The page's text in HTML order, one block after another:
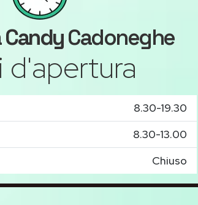
CandyCadoneghe
d'apertura
8.30-19.30
8.30-13.00
Chiuso